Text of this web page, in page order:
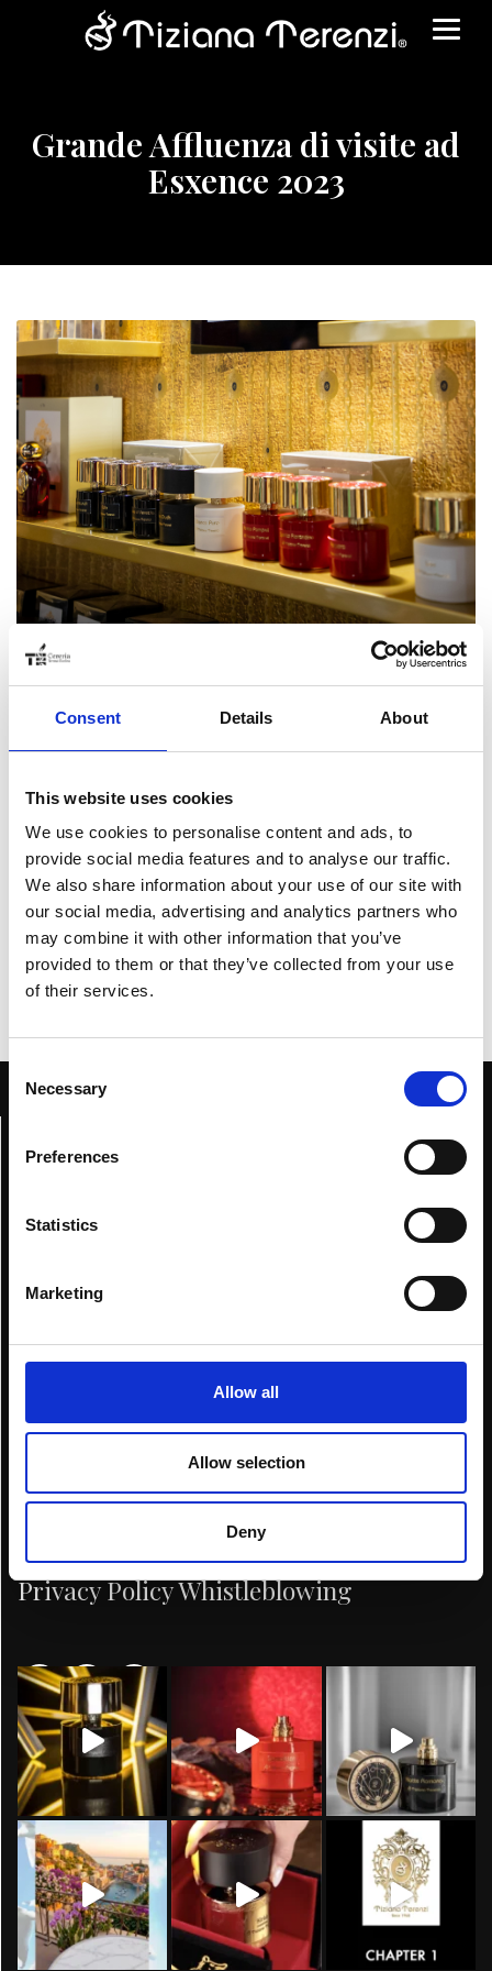
Consent Details About
This website uses cookies
We use cookies to personalise content and ads, to
provide social media features and to analyse our traffic.
We also share information about your use of our site with
our social media, advertising and analytics partners who
may combine it with other information that you’ve
provided to them or that they’ve collected from your use
of their services.
Consent
Selection
Necessary
Preferences
Statistics
Marketing
Allow all
Allow selection
Deny
Grande Affluenza di visite ad
Esxence 2023
Si è conclusa da pochi giorni la tredicesima edizione di
Convention Centre, all’interno del CityLife District.
gli incontri con i nostri partner commerciali. Come ogni
anno è un momento fondamentale per ritrovarsi tra
colleghi e operatori di settore, per presentare le ultime
novità e conoscere volti nuovi.
Candele
Fragrance Wheel
Shop
Cookie Policy
Segnalazioni Whistleblowing
Privacy Policy Whistleblowing